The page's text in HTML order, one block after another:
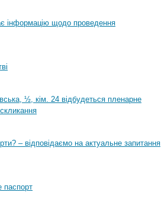
щодо проведення
½, кім. 24 відбудеться пленарне
– відповідаємо на актуальне запитання
паспорт